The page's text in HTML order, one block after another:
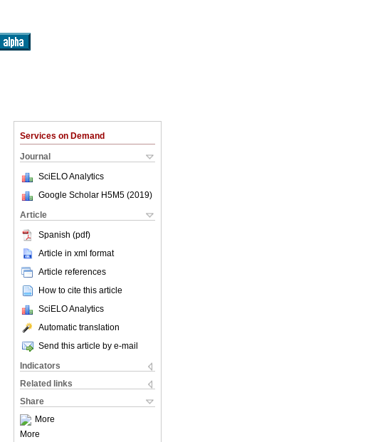
Services on Demand
Journal
SciELO Analytics
Google Scholar H5M5 (2019)
Article
Spanish (pdf)
Article in xml format
Article references
How to cite this article
SciELO Analytics
Automatic translation
Send this article by e-mail
Indicators
Related links
Share
More
More